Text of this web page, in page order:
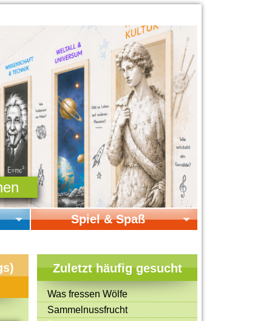
Spiel & Spaß
Online-Spiele
Mitmachen & Kreatives
Bücher & Filme
Zuletzt häufig gesucht
Was fressen Wölfe
Sammelnussfrucht